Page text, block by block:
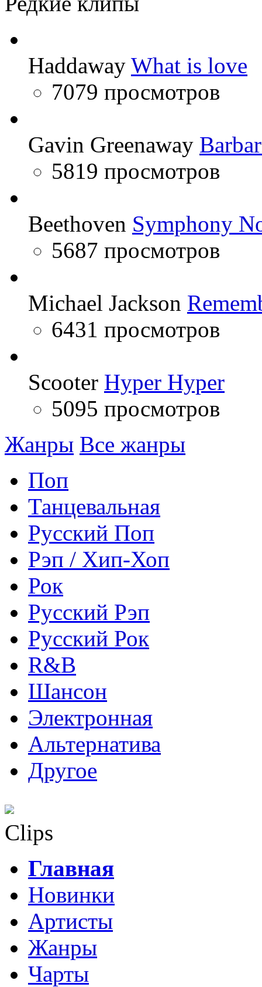
Haddaway What is love
7079 просмотров
Gavin Greenaway
5819 просмотров
Beethoven Symphony
5687 просмотров
Michael Jackson
6431 просмотров
Scooter Hyper Hyper
5095 просмотров
Жанры Все жанры
Поп
Танцевальная
Русский Поп
Рэп / Хип-Хоп
Рок
Русский Рэп
Русский Рок
R&B
Шансон
Электронная
Альтернатива
Другое
Clips
Главная
Новинки
Артисты
Жанры
Чарты